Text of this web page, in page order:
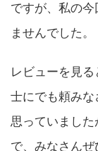
ですが、私の
ませんでした。
レビューを見
士にでも頼み
思っていまし
で、みなさんぜ